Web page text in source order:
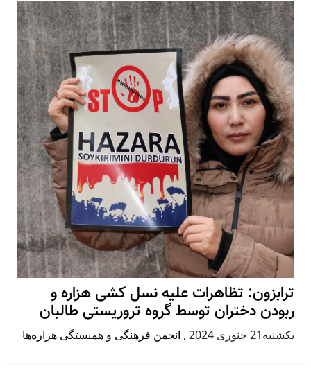
ترابزون: تظاهرات علیه نسل کشی هزاره و
ربودن دختران توسط گروه تروریستی طالبان
يكشنبه21 جنوری 2024 , انجمن فرهنگی و همبستگی هزاره‌ها